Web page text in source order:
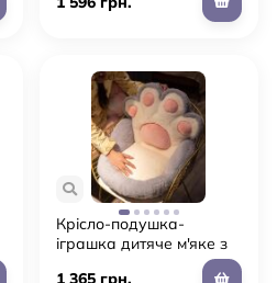
для дівчинки та
Крісло-подушка-
іграшка дитяче м'яке з
підігрівом "Тапа Лапка"
1 365 грн.